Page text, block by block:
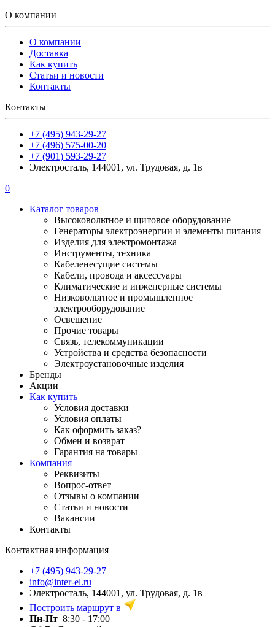
О компании
О компании
Доставка
Как купить
Статьи и новости
Контакты
Контакты
+7 (495) 943-29-27
+7 (496) 575-00-20
+7 (901) 593-29-27
Электросталь, 144001, ул. Трудовая, д. 1в
0
Каталог товаров
Высоковольтное и щитовое оборудование
Генераторы электроэнергии и элементы питания
Изделия для электромонтажа
Инструменты, техника
Кабеленесущие системы
Кабели, провода и аксессуары
Климатические и инженерные системы
Низковольтное и промышленное
электрооборудование
Освещение
Прочие товары
Связь, телекоммуникации
Устройства и средства безопасности
Электроустановочные изделия
Бренды
Акции
Как купить
Условия доставки
Условия оплаты
Как оформить заказ?
Обмен и возврат
Гарантия на товары
Компания
Реквизиты
Вопрос-ответ
Отзывы о компании
Статьи и новости
Вакансии
Контакты
Контактная информация
+7 (495) 943-29-27
info@inter-el.ru
Электросталь, 144001, ул. Трудовая, д. 1в
Построить маршрут в
Пн-Пт 8:30 - 17:00